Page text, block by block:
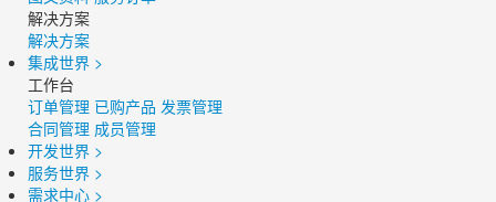
解决方案
解决方案
集成世界 >
工作台
订单管理 已购产品 发票管理
合同管理 成员管理
开发世界 >
服务世界 >
需求中心 >